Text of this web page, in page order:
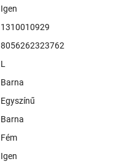
Igen
1310010929
8056262323762
L
Barna
Egyszínű
Barna
Fém
Igen